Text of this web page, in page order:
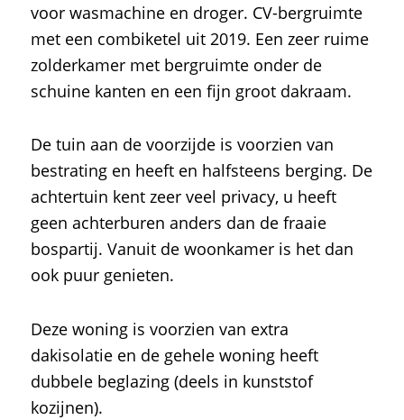
voor wasmachine en droger. CV-bergruimte
met een combiketel uit 2019. Een zeer ruime
zolderkamer met bergruimte onder de
schuine kanten en een fijn groot dakraam.
De tuin aan de voorzijde is voorzien van
bestrating en heeft en halfsteens berging. De
achtertuin kent zeer veel privacy, u heeft
geen achterburen anders dan de fraaie
bospartij. Vanuit de woonkamer is het dan
ook puur genieten.
Deze woning is voorzien van extra
dakisolatie en de gehele woning heeft
dubbele beglazing (deels in kunststof
kozijnen).